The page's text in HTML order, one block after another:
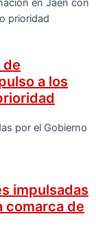
de
a los
impulsadas
comarca de